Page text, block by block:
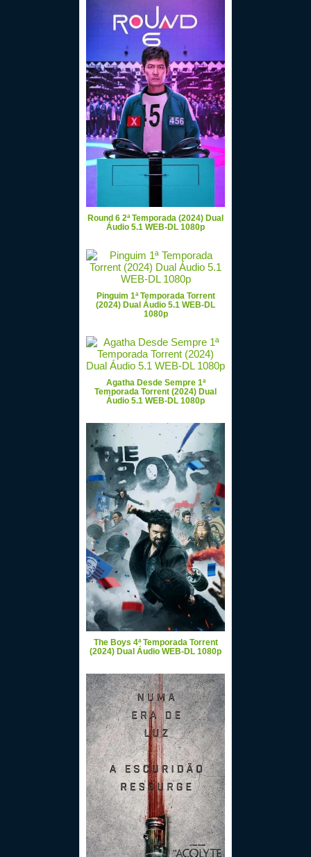
Round 6 2ª Temporada (2024) Dual
Áudio 5.1 WEB-DL 1080p
Pinguim 1ª Temporada Torrent
(2024) Dual Áudio 5.1 WEB-DL
1080p
Agatha Desde Sempre 1ª
Temporada Torrent (2024) Dual
Áudio 5.1 WEB-DL 1080p
The Boys 4ª Temporada Torrent
(2024) Dual Áudio WEB-DL 1080p